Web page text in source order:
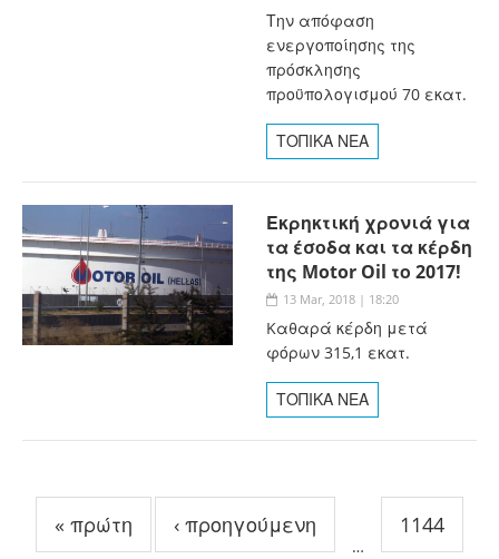
Την απόφαση
ενεργοποίησης της
πρόσκλησης
προϋπολογισμού 70 εκατ.
ΤΟΠΙΚΑ ΝΕΑ
Εκρηκτική χρονιά για
τα έσοδα και τα κέρδη
της Motor Oil το 2017!
13 Mar, 2018 | 18:20
Kαθαρά κέρδη μετά
φόρων 315,1 εκατ.
ΤΟΠΙΚΑ ΝΕΑ
« πρώτη ‹ προηγούμενη
…
1144